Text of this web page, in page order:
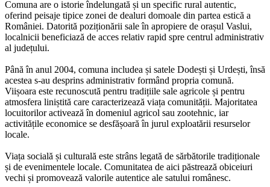
Comuna are o istorie îndelungată și un specific rural autentic,
oferind peisaje tipice zonei de dealuri domoale din partea estică a
României. Datorită poziționării sale în apropiere de orașul Vaslui,
localnicii beneficiază de acces relativ rapid spre centrul administrativ
al județului.
Până în anul 2004, comuna includea și satele Dodești și Urdești, însă
acestea s-au desprins administrativ formând propria comună.
Viișoara este recunoscută pentru tradițiile sale agricole și pentru
atmosfera liniștită care caracterizează viața comunității. Majoritatea
locuitorilor activează în domeniul agricol sau zootehnic, iar
activitățile economice se desfășoară în jurul exploatării resurselor
locale.
Viața socială și culturală este strâns legată de sărbătorile tradiționale
și de evenimentele locale. Comunitatea de aici păstrează obiceiuri
vechi și promovează valorile autentice ale satului românesc.